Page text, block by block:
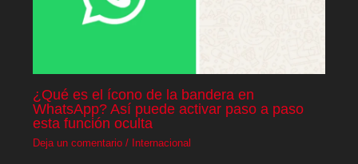
¿Qué es el ícono de la bandera en
WhatsApp? Así puede activar paso a paso
esta función oculta
Deja un comentario / Internacional